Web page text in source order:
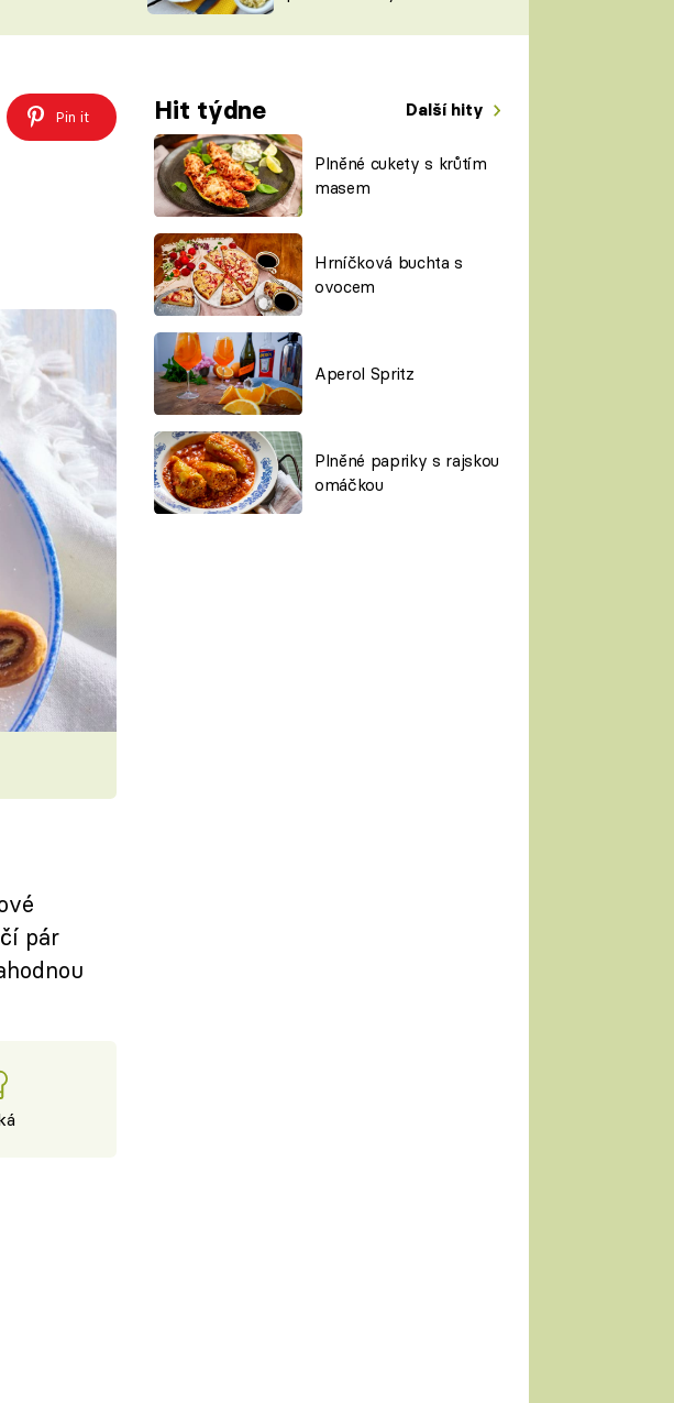
ŠÉFREDAKTORKY
ČASOPIS
Pin it Hit týdne Další hity
Plněné cukety s krůtím
masem
Hrníčková buchta s
ovocem
Aperol Spritz
Plněné papriky s rajskou
omáčkou
pár